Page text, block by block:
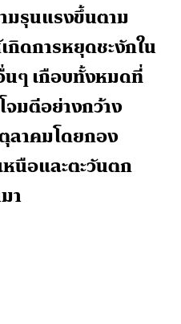
มรุนแรงขึ้นตาม
กิดการหยุดชะงักใน
ๆ เกือบทั้งหมดที่
มตีอย่างกว้าง
ลาคมโดยกอง
นือและตะวันตก
า